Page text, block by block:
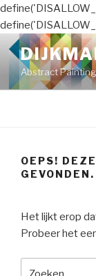
Naar
de
inhoud
springen
Abstract
OEPS!
GEVONDEN.
Het lijkt erop
Probeer het